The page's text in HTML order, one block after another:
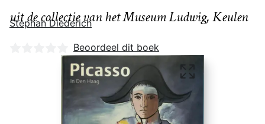
uit de collectie van het Museum Ludwig, Keulen
Stephan Diederich
Nog geen beoordelingen
Beoordeel dit boek